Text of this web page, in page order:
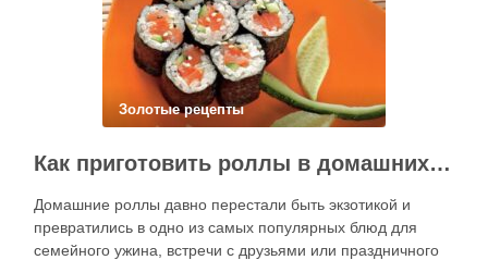
Золотые рецепты
Как приготовить роллы в домашних условиях?
Домашние роллы давно перестали быть экзотикой и
превратились в одно из самых популярных блюд для
семейного ужина, встречи с друзьями или праздничного